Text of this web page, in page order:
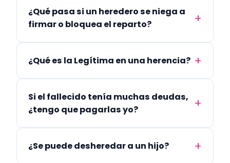
¿Qué pasa si un heredero se niega a
firmar o bloquea el reparto?
¿Qué es la Legítima en una herencia?
Si el fallecido tenía muchas deudas,
¿tengo que pagarlas yo?
¿Se puede desheredar a un hijo?